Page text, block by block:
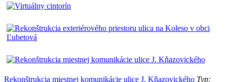
Rekonštrukcia miestnej komunikácie ulice J. Kňazovického Typ: